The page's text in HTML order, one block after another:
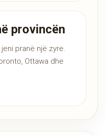
provincën
pranë një zyre.
Ottawa dhe